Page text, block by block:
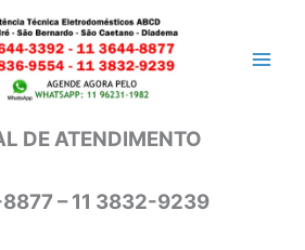
DE ATENDIMENTO
– 11 3832-9239